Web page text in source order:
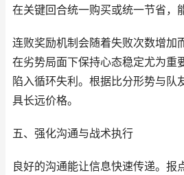
在关键回合统一购买或统一节省，
连败奖励机制会随着失败次数增加
在劣势局面下保持心态稳定尤为重
陷入循环失利。根据比分形势与队
具长远价格。
五、强化沟通与战术执行
良好的沟通能让信息快速传递。报